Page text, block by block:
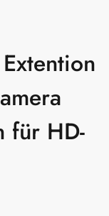
für HD-